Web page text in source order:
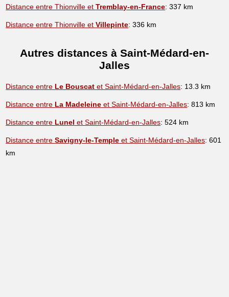
Distance entre Thionville etTremblay-en-France: 337 km
Distance entre Thionville etVillepinte: 336 km
Autres distances à Saint-Médard-en-
Jalles
Distance entre Le Bouscat et Saint-Médard-en-Jalles: 13.3 km
Distance entre La Madeleine et Saint-Médard-en-Jalles: 813 km
Distance entre Lunel et Saint-Médard-en-Jalles: 524 km
Distance entreSavigny-le-Temple et Saint-Médard-en-Jalles: 601
km